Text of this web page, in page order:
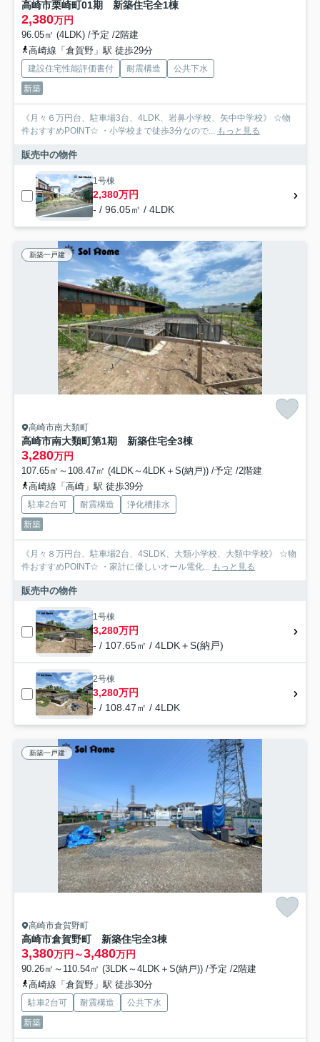
高崎市栗崎町01期 新築住宅全1棟
2,380万円
96.05㎡ (4LDK) /予定 /2階建
高崎線「倉賀野」駅 徒歩29分
建設住宅性能評価書付 耐震構造
公共下水
新築
《月々６万円台、駐車場3台、4LDK、岩鼻小学校、矢中中学校》 ☆物
件おすすめPOINT☆ ・小学校まで徒歩3分なので... もっと見る
販売中の物件
1号棟
2,380万円
- / 96.05㎡ / 4LDK
新築一戸建
高崎市南大類町
高崎市南大類町第1期 新築住宅全3棟
3,280万円
107.65㎡～108.47㎡ (4LDK～4LDK＋S(納戸)) /予定 /2階建
高崎線「高崎」駅 徒歩39分
駐車2台可 耐震構造
浄化槽排水
新築
《月々８万円台、駐車場2台、4SLDK、大類小学校、大類中学校》 ☆物
件おすすめPOINT☆ ・家計に優しいオール電化... もっと見る
販売中の物件
1号棟
3,280万円
- / 107.65㎡ / 4LDK＋S(納戸)
2号棟
3,280万円
- / 108.47㎡ / 4LDK
新築一戸建
高崎市倉賀野町
高崎市倉賀野町 新築住宅全3棟
3,380万円～3,480万円
90.26㎡～110.54㎡ (3LDK～4LDK＋S(納戸)) /予定 /2階建
高崎線「倉賀野」駅 徒歩30分
駐車2台可 耐震構造
公共下水
新築